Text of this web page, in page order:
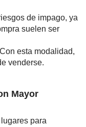
de impago, ya
suelen ser
Con esta modalidad,
venderse.
Mayor
para